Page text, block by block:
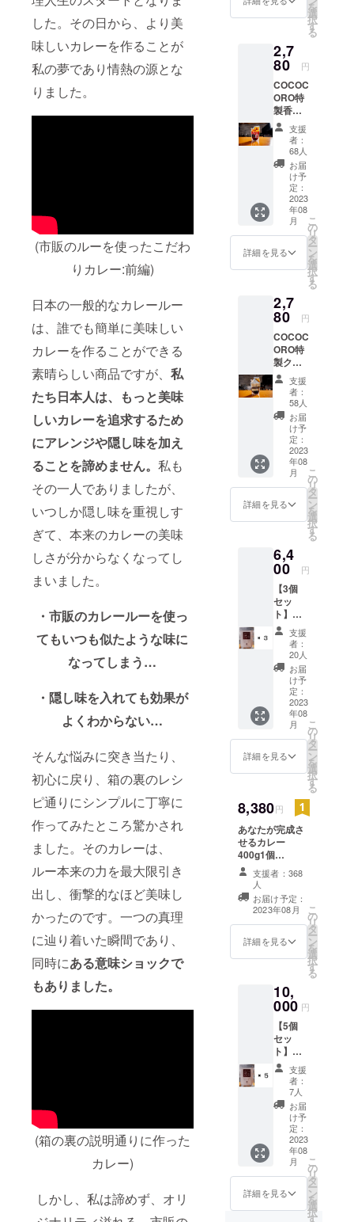
した。その日から、より美
味しいカレーを作ることが
私の夢であり情熱の源とな
りました。
(市販のルーを使ったこだわ
りカレー:前編)
日本の一般的なカレールー
は、誰でも簡単に美味しい
カレーを作ることができる
素晴らしい商品ですが、 私
たち日本人は、もっと美味
しいカレーを追求するため
にアレンジや隠し味を加え
ることを諦めません。 私も
その一人でありましたが、
いつしか隠し味を重視しす
ぎて、本来のカレーの美味
しさが分からなくなってし
まいました。
・市販のカレールーを使っ
てもいつも似たような味に
なってしまう…
・隠し味を入れても効果が
よくわからない…
そんな悩みに突き当たり、
初心に戻り、箱の裏のレシ
ピ通りにシンプルに丁寧に
作ってみたところ驚かされ
ました。そのカレーは、
ルー本来の力を最大限引き
出し、衝撃的なほど美味し
かったのです。一つの真理
に辿り着いた瞬間であり、
同時にある意味ショックで
もありました。
(箱の裏の説明通りに作った
カレー)
しかし、私は諦めず、オリ
飯や具
材の味
かり感
じら
れ、毎
日でも
食べた
くなる
おいし
さで
す。ま
た、野
菜炒め
やハン
の味を
引き立
レーの
隠し味
適で
す。節
約料理
も充実
させる
ことが
できま
す。
を絶妙
に調整
した、
主張が
強すぎ
ない、
アレン
ジの余
地を意
図的に
残した
カレー
ルーで
す。 シ
ンプル
に調理
すれ
調理法
による
感じら
れる、
さっぱ
りとし
た優し
い味わ
いのカ
レーが
完成し
ます。
肉や野
菜など
料、調
理法、
ハーブ
やスパ
イスな
どをこ
だわり
抜くこ
とで、
独創性
溢れる
華やか
なカ
レーに
生まれ
変わり
ます。
力は、
一般的
ルーを
使った
ものを
超える
仕上が
りとな
す。
を
選
択
す
る
2,7
80 円
COCOC
ORO特
製香り
高い
ラー油
400g1
個(送料
込み) た
だ辛い
だけで
はな
く、香
りが華
やか
で、適
度な辛
ま味が
ある、
本格中
国料理
店にも
負けな
いクオ
リティ
の自家
製ラー
油で
す。厳
選した
スパイ
スを絶
妙に配
合し、
にもこ
だわっ
て作り
まし
た。 余
分な味
つけを
してお
りませ
んの
で、料
理の味
を邪魔
せず、
料理の
魅力を
最大限
婆豆腐
チャー
ハンな
どの中
華料理
はもち
ろん、
カップ
菜炒め
など、
料理に
お使い
いただ
けま
す。
支援
者：
68人
お届
け予
定：
2023
年08
月
詳細を見る
こ
の
リ
タ
ー
ン
を
選
択
す
る
2,7
80 円
COCOC
ORO特
製クラ
フトジ
ン
ジャー
シロッ
400g1
個(送料
込み) カ
レーと
最も相
性の良
い飲み
物とし
だわり
抜いて
開発し
たジン
ジャー
シロッ
プで
す。新
鮮な生
姜と厳
選され
たスパ
イスを
使用
し、エ
キゾ
チック
が特徴
です。
炭酸水
で割っ
て飲む
だけで
なく、
焼酎を
入れた
ジン
サワー
や
れたモ
スコ
ミュー
ルなど
とも相
性が良
く、多
彩な使
い方が
できま
す。
支援
者：
58人
お届
け予
定：
2023
年08
月
詳細を見る
こ
の
リ
タ
ー
ン
を
選
択
す
る
6,4
00 円
【3個
セッ
ト】あ
なたが
完成さ
せるカ
レー
400g 3
個(送料
込み) ※
単品注
文より
10%OF
F！ カ
レール
ウのみ
購入し
たい方
向け！
単品で
の注文
より
10%ほ
どお安
くなっ
ており
支援
者：
20人
お届
け予
定：
2023
年08
月
詳細を見る
こ
の
リ
タ
ー
ン
を
選
択
す
る
8,380円
あなたが完成さ
せるカレー
400g1個
COCOCORO特
製クラフトジン
ジャーシロップ
400g1個
COCOCORO特
油400g1個
COCOCORO特
100g1個 (送料込
み) 全ての商品が
セットになった
お買い得パック
です。約10％の
割引をしており
ます。
支援者：368
人
お届け予定：
2023年08月
詳細を見る
こ
の
リ
タ
ー
ン
を
選
択
す
る
10,
000 円
【5個
セッ
ト】あ
なたが
完成さ
せるカ
レー
400g 5
個(送料
込み) ※
単品注
文より
15%OF
F！！
カレー
ルウの
支援
者：
7人
お届
け予
定：
2023
年08
月
詳細を見る
こ
の
リ
タ
ー
ン
を
選
択
す